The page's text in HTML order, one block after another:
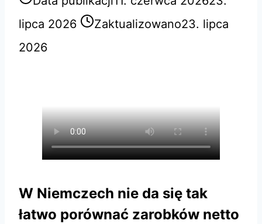
lipca 2026
Zaktualizowano23. lipca
2026
W Niemczech nie da się tak
łatwo porównać zarobków netto